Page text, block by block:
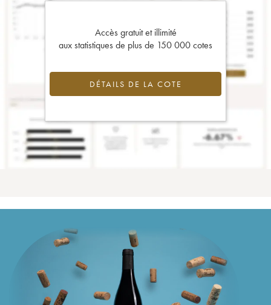
Accès gratuit et illimité
aux statistiques de plus de 150 000 cotes
DÉTAILS DE LA COTE